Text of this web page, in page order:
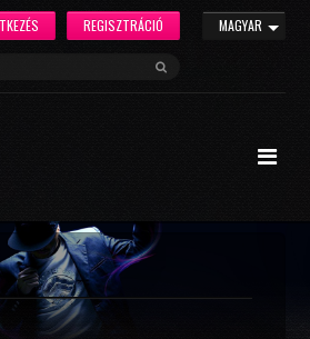
MAGYAR
REGISZTRÁCIÓ